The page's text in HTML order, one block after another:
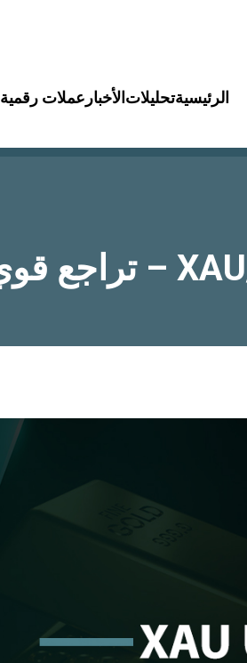
الرئيسيةتحليلات الأخبار عملات رقمية